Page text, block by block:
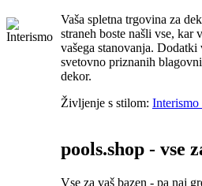
Vaša spletna trgovina za
straneh boste našli vse, kar
vašega stanovanja.
svetovno priznanih
dekor.
Življenje s stilom: Interismo
pools.shop - vse
Vse za vaš bazen - pa naj